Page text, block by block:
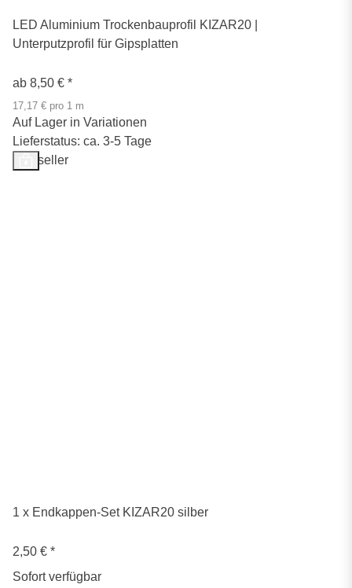
LED Aluminium Trockenbauprofil KIZAR20 |
Unterputzprofil für Gipsplatten
ab 8,50 € *
17,17 € pro 1 m
Auf Lager in Variationen
Lieferstatus: ca. 3-5 Tage
Bestseller
1 x Endkappen-Set KIZAR20 silber
2,50 € *
Sofort verfügbar